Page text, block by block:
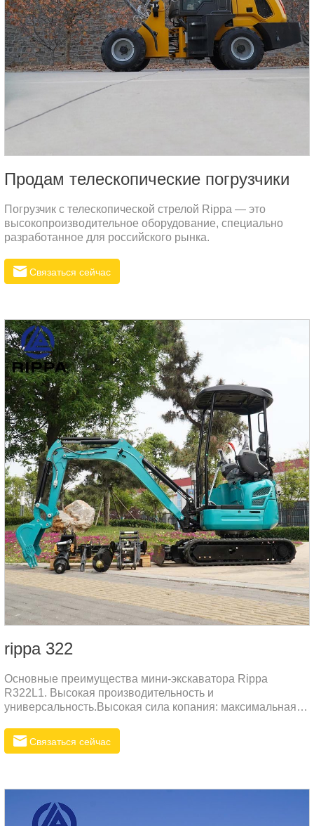
Продам телескопические погрузчики
Погрузчик с телескопической стрелой Rippa — это
высокопроизводительное оборудование, специально
разработанное для российского рынка.
Связаться сейчас
rippa 322
Основные преимущества мини-экскаватора Rippa
R322L1. Высокая производительность и
универсальность.Высокая сила копания: максимальная
различных земляных работ.Гибкая работа: оснащен
несколькими режимами работы (такими как отклонение
Kubota D902 обеспечивает максимальную мощность 11,8
кВт (16,1 л.с.), обеспечивая достаточную мощность и
надежность.2.
Связаться сейчас